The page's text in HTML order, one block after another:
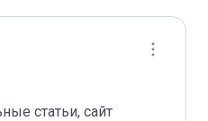
статьи, сайт